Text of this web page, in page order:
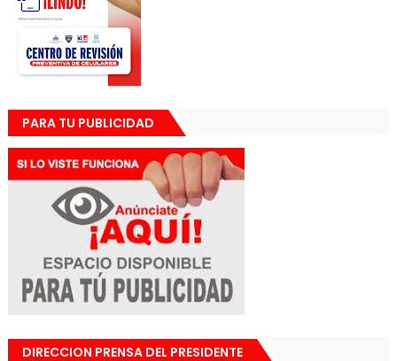
PARA TU PUBLICIDAD
DIRECCION PRENSA DEL PRESIDENTE